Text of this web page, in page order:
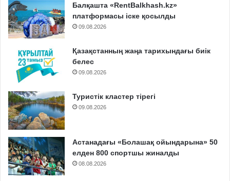
Балқашта «RentBalkhash.kz»
платформасы іске қосылды
09.08.2026
Қазақстанның жаңа тарихындағы биік
белес
09.08.2026
Туристік кластер тірегі
09.08.2026
Астанадағы «Болашақ ойындарына» 50
елден 800 спортшы жиналды
08.08.2026